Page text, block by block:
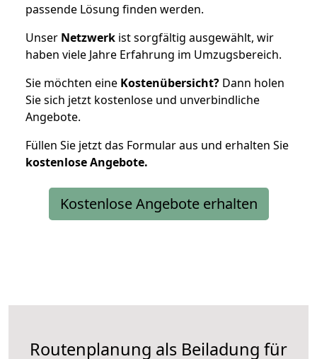
passende Lösung finden werden.
Unser Netzwerk ist sorgfältig ausgewählt, wir
haben viele Jahre Erfahrung im Umzugsbereich.
Sie möchten eine Kostenübersicht? Dann holen
Sie sich jetzt kostenlose und unverbindliche
Angebote.
Füllen Sie jetzt das Formular aus und erhalten Sie
kostenloseAngebote.
Kostenlose Angebote erhalten
Routenplanung als Beiladung für